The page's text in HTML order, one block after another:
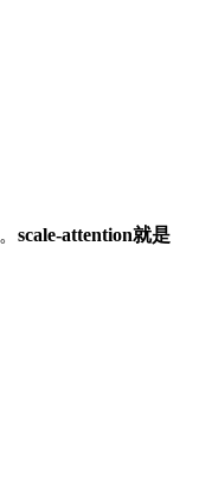
scale-attention就是